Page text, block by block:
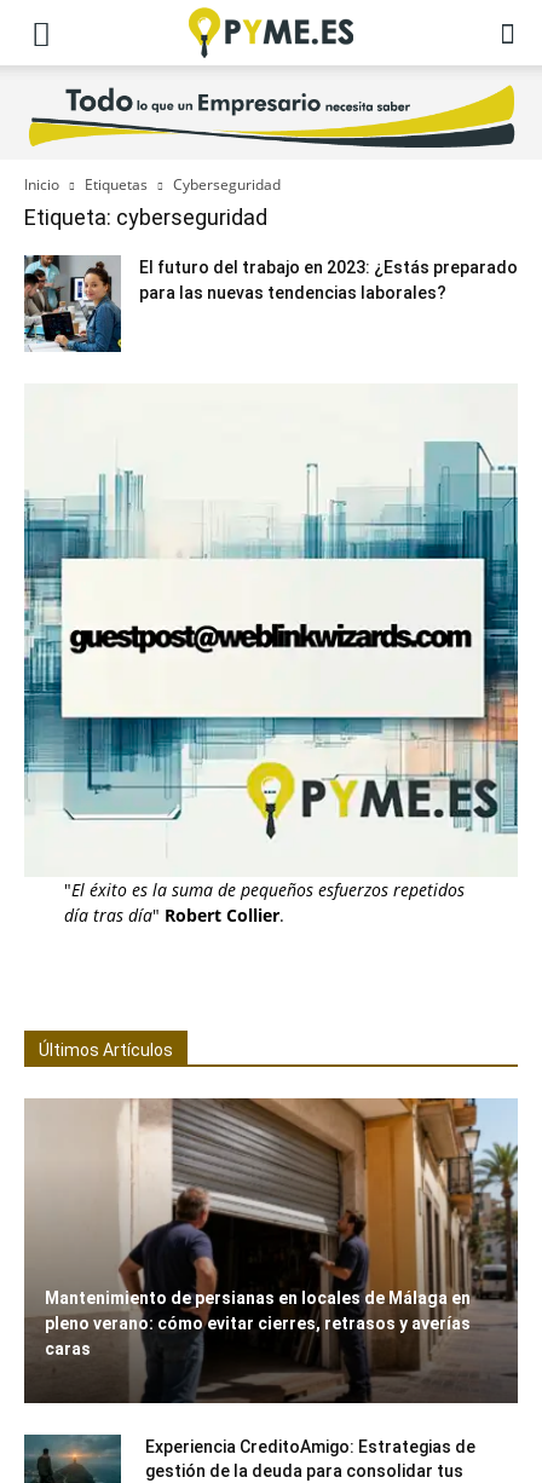
Inicio Etiquetas Cyberseguridad
Etiqueta: cyberseguridad
El futuro del trabajo en 2023: ¿Estás preparado
para las nuevas tendencias laborales?
"El éxito es la suma de pequeños esfuerzos repetidos
día tras día" Robert Collier.
Últimos Artículos
Mantenimiento de persianas en locales de Málaga en
pleno verano: cómo evitar cierres, retrasos y averías
caras
Experiencia CreditoAmigo: Estrategias de
gestión de la deuda para consolidar tus